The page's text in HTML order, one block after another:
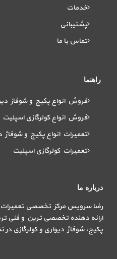
خدمات
پشتیبانی
تماس با ما
راهنما
فروش انواع پکیج و شوفاز
فروش انواع کولرگازی اسپلیت
تعمیرات انواع پکیج و شوفاژ
تعمیرات کولرگازی اسپلیت
درباره ما
رضا سرویس مرکز تخصصی تعمیرات
ارائه دهنده تخصصی ترین و فنی
پکیج، شوفاژ دیواری و کولرگازی در